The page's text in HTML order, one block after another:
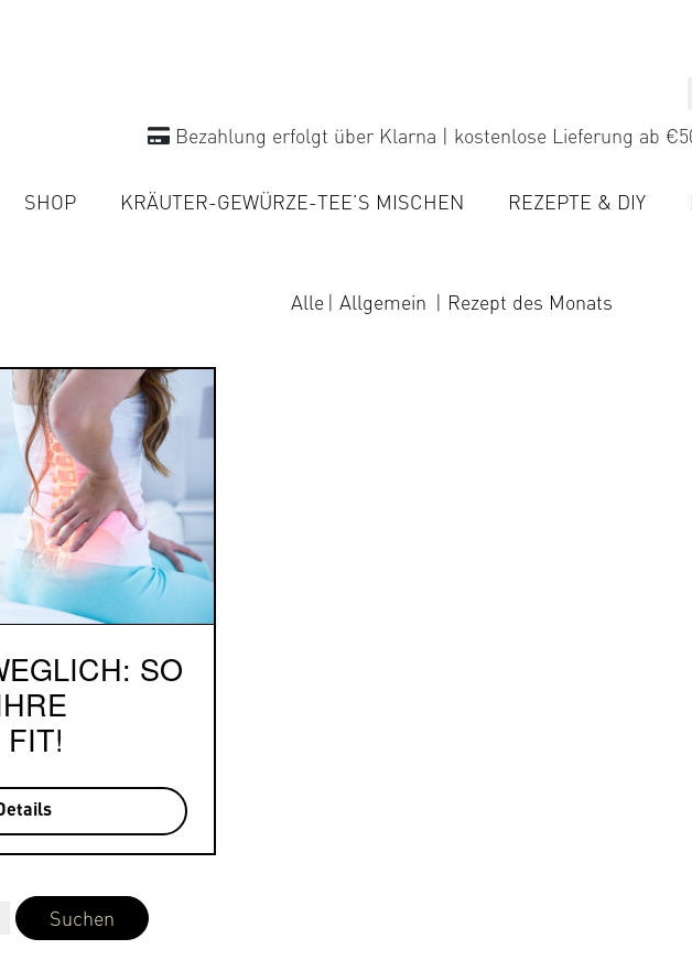
Bezahlung erfolgt über Klarna | kostenlose Lieferung ab
SHOP KRÄUTER-GEWÜRZE-TEE’S MISCHEN REZEPTE & DIY
Alle Allgemein Rezept des Monats
SO